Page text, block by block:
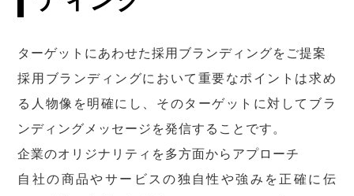
ターゲットにあわせた採用ブランディングをご提案
採用ブランディングにおいて重要なポイントは求め
る人物像を明確にし、そのターゲットに対してブラ
ンディングメッセージを発信することです。
企業のオリジナリティを多方面からアプローチ
自社の商品やサービスの独自性や強みを正確に伝